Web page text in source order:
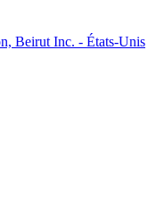
Beirut Inc. - États-Unis